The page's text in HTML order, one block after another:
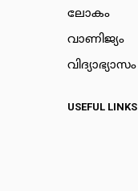
ലോകം
വാണിജ്യം
വിദ്യാഭ്യാസം
USEFUL LINKS